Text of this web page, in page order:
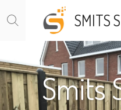
direct
hoofdinhoud
SMITS
Smits